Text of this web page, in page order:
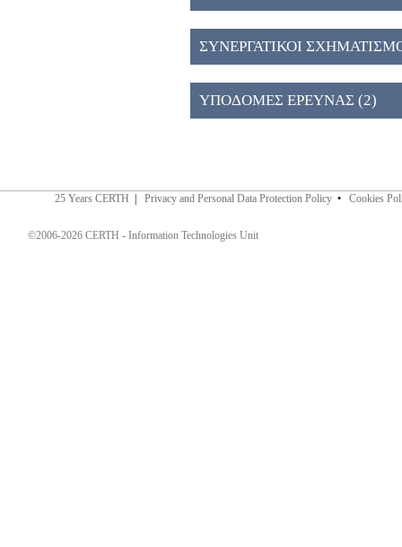
ΑΝΑΠΤΥΞΗΣ &
ΣΥΝΕΡΓΑΤΙΚΟΙ
ΠΡΟΣΚΛΗΣΗ 026ΚΕ (2)
ΥΠΟΔΟΜΕΣ ΕΡΕΥΝΑΣ (2)
25 Years CERTH Privacy and Personal Data Protection Policy • Cookies
©2006-2026 CERTH - Information Technologies Unit